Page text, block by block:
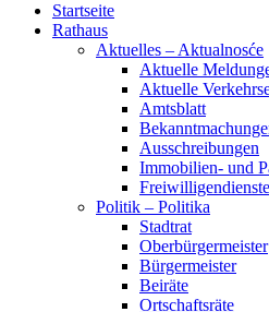
Startseite
Rathaus
Aktuelles – Aktualnosće
Aktuelle
Aktuelle
Amtsblatt
Ausschreibungen
Immobilien- und
Freiwilligendienste
Politik – Politika
Stadtrat
Oberbürgermeister
Bürgermeister
Beiräte
Ortschaftsräte